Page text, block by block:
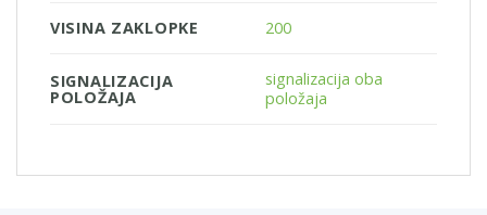
VISINA ZAKLOPKE 200
SIGNALIZACIJA
POLOŽAJA
signalizacija oba
položaja